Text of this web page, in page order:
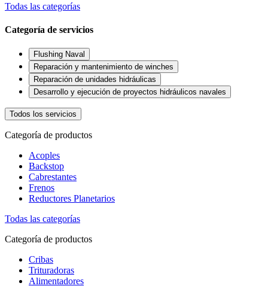
Todas las categorías
Categoría de servicios
Flushing Naval
Reparación y mantenimiento de winches
Reparación de unidades hidráulicas
Desarrollo y ejecución de proyectos hidráulicos navales
Todos los servicios
Categoría de productos
Acoples
Backstop
Cabrestantes
Frenos
Reductores Planetarios
Todas las categorías
Categoría de productos
Cribas
Trituradoras
Alimentadores